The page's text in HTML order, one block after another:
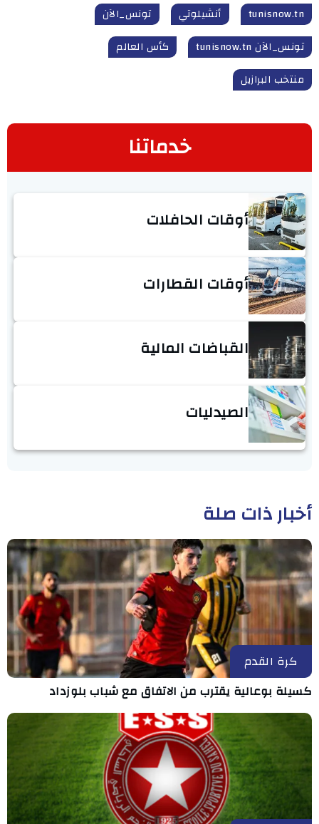
tunisnow.tn أنشيلوتي
تونس_الآن
تونس_الآن tunisnow.tn
كأس العالم
منتخب البرازيل
خدماتنا
أوقات الحافلات
أوقات القطارات
القباضات المالية
الصيدليات
أخبار ذات صلة
كرة القدم
كسيلة بوعالية يقترب من الاتفاق مع شباب بلوزداد